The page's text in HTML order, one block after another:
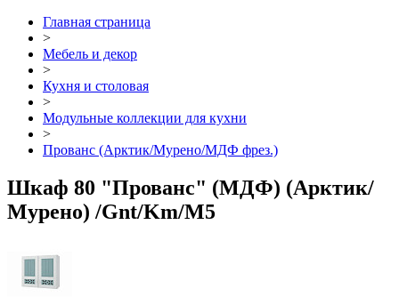
Главная страница
>
Мебель и декор
>
Кухня и столовая
>
Модульные коллекции для кухни
>
Прованс (Арктик/Мурено/МДФ фрез.)
Шкаф 80 "Прованс" (МДФ) (Арктик/
Мурено) /Gnt/Km/М5